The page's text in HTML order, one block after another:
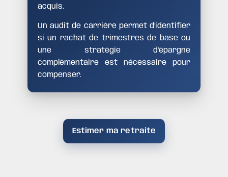
acquis.
Un audit de carrière permet d’identifier
si un rachat de trimestres de base ou
une stratégie d’épargne
complémentaire est nécessaire pour
compenser.
Estimer ma retraite